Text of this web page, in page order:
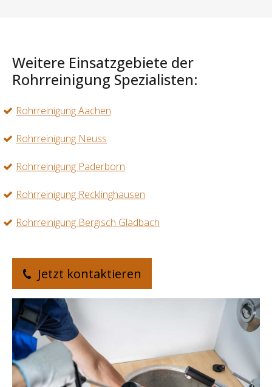
Weitere Einsatzgebiete der
Rohrreinigung Spezialisten:
Rohrreinigung Aachen
Rohrreinigung Neuss
Rohrreinigung Paderborn
Rohrreinigung Recklinghausen
Rohrreinigung Bergisch Gladbach
Jetzt kontaktieren